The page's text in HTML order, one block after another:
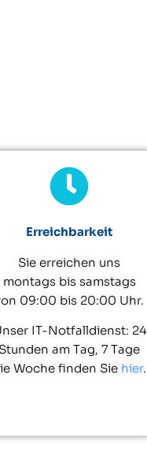
Erreichbarkeit
Sie erreichen uns
montags bis samstags
09:00 bis 20:00 Uhr.
IT-Notfalldienst: 24
Stunden am Tag, 7 Tage
Woche finden Sie hier.